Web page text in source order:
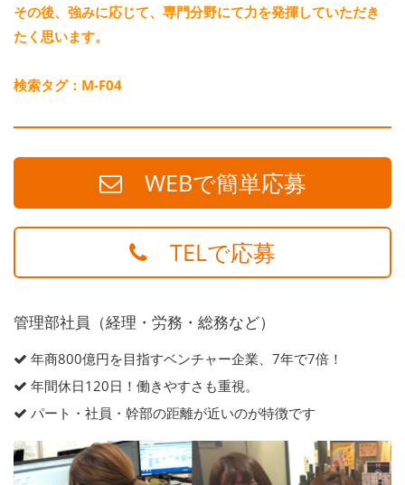
その後、強みに応じて、専門分野にて力を発揮していただき
たく思います。
検索タグ：M-F04
WEBで簡単応募
TELで応募
管理部社員（経理・労務・総務など）
年商800億円を目指すベンチャー企業、7年で7倍！
年間休日120日！働きやすさも重視。
パート・社員・幹部の距離が近いのが特徴です